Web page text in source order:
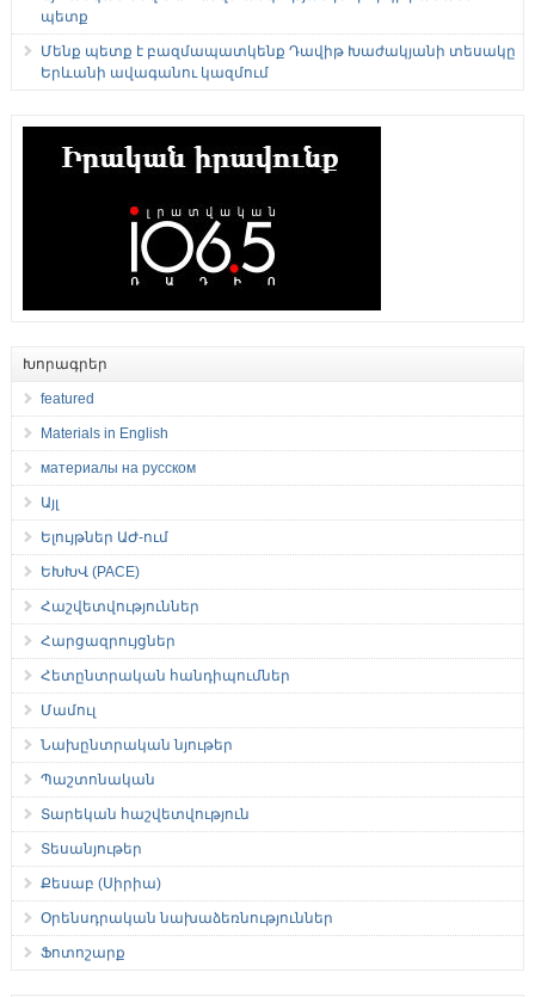
պետք
Մենք պետք է բազմապատկենք Դավիթ Խաժակյանի տեսակը
Երևանի ավագանու կազմում
Խորագրեր
featured
Materials in English
материалы на русском
Այլ
Ելույթներ ԱԺ-ում
ԵԽԽՎ (PACE)
Հաշվետվություններ
Հարցազրույցներ
Հետընտրական հանդիպումներ
Մամուլ
Նախընտրական նյութեր
Պաշտոնական
Տարեկան հաշվետվություն
Տեսանյութեր
Քեսաբ (Սիրիա)
Օրենսդրական նախաձեռնություններ
Ֆոտոշարք